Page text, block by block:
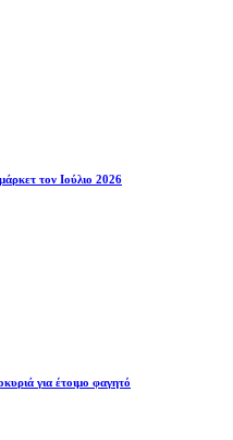
τον Ιούλιο 2026
για έτοιμο φαγητό